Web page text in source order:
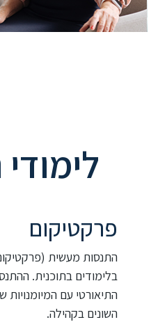
פרקטיקום
בלימודים בתוכנית.
התיאורטי עם המיומנויות
השונים בקהילה.